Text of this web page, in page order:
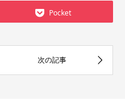
Pocket